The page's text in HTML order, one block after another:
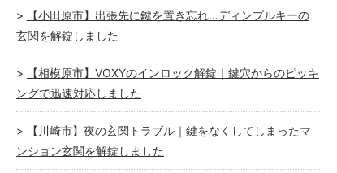
【小田原市】出張先に鍵を置き忘れ…ディンプルキーの
玄関を解錠しました
【相模原市】VOXYのインロック解錠｜鍵穴からのピッキ
ングで迅速対応しました
【川崎市】夜の玄関トラブル｜鍵をなくしてしまったマ
ンション玄関を解錠しました